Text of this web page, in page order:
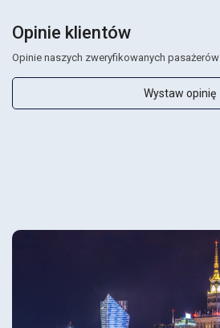
Opinie klientów
Opinie naszych zweryfikowanych pasażerów
Wystaw opinię